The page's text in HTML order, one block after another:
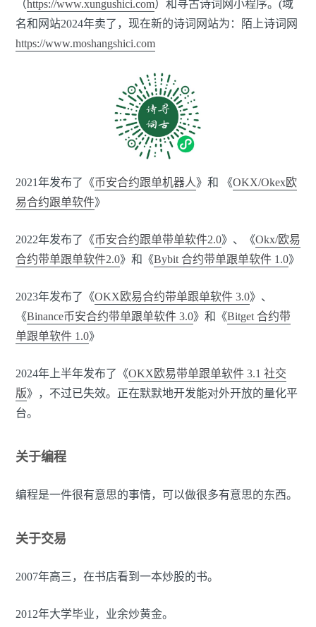
（https://www.xungushici.com）和寻古诗词网小程序。(域
名和网站2024年卖了，现在新的诗词网站为：陌上诗词网
https://www.moshangshici.com
2021年发布了《币安合约跟单机器人》和 《OKX/Okex欧
易合约跟单软件》
2022年发布了《币安合约跟单带单软件2.0》、《Okx/欧易
合约带单跟单软件2.0》和《Bybit 合约带单跟单软件 1.0》
2023年发布了《OKX欧易合约带单跟单软件 3.0》、
《Binance币安合约带单跟单软件 3.0》和《Bitget 合约带
单跟单软件 1.0》
2024年上半年发布了《OKX欧易带单跟单软件 3.1 社交
版》，不过已失效。正在默默地开发能对外开放的量化平
台。
关于编程
编程是一件很有意思的事情，可以做很多有意思的东西。
关于交易
2007年高三，在书店看到一本炒股的书。
2012年大学毕业，业余炒黄金。